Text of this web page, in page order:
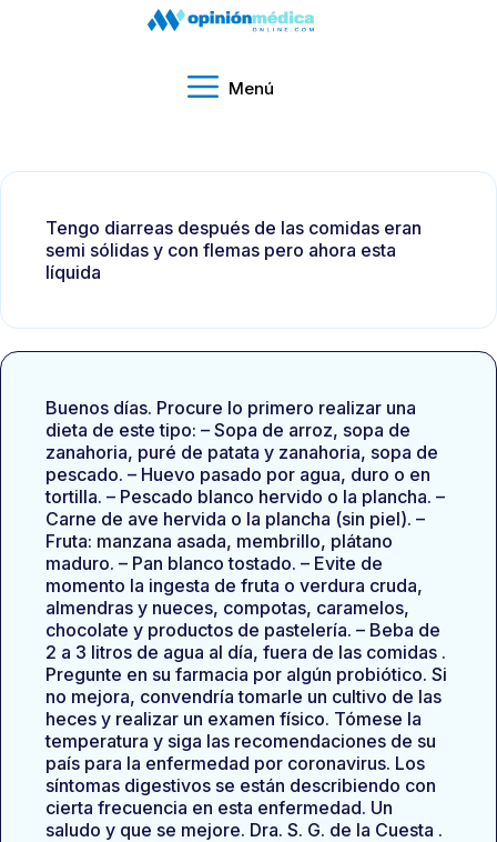
Menú
Tengo diarreas después de las comidas eran
semi sólidas y con flemas pero ahora esta
líquida
Buenos días. Procure lo primero realizar una
dieta de este tipo: – Sopa de arroz, sopa de
zanahoria, puré de patata y zanahoria, sopa de
pescado. – Huevo pasado por agua, duro o en
tortilla. – Pescado blanco hervido o la plancha. –
Carne de ave hervida o la plancha (sin piel). –
Fruta: manzana asada, membrillo, plátano
maduro. – Pan blanco tostado. – Evite de
momento la ingesta de fruta o verdura cruda,
almendras y nueces, compotas, caramelos,
chocolate y productos de pastelería. – Beba de
2 a 3 litros de agua al día, fuera de las comidas .
Pregunte en su farmacia por algún probiótico. Si
no mejora, convendría tomarle un cultivo de las
heces y realizar un examen físico. Tómese la
temperatura y siga las recomendaciones de su
país para la enfermedad por coronavirus. Los
síntomas digestivos se están describiendo con
cierta frecuencia en esta enfermedad. Un
saludo y que se mejore. Dra. S. G. de la Cuesta .